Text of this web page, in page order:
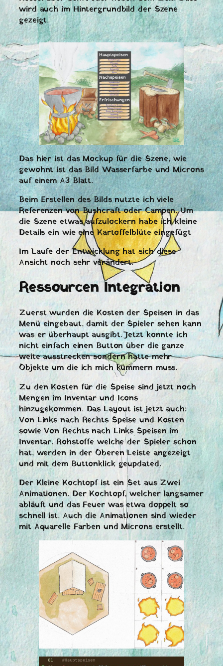
wird auch im Hintergrundbild der Szene
gezeigt.
Das hier ist das Mockup für die Szene, wie
gewohnt ist das Bild Wasserfarbe und Microns
auf einem A3 Blatt.
Beim Erstellen des Bilds nutzte ich viele
Referenzen von Bushcraft oder Campen. Um
die Szene etwas aufzulockern habe ich kleine
Details ein wie eine Kartoffelblüte eingefügt
Im Laufe der Entwicklung hat sich diese
Ansicht noch sehr verändert.
Ressourcen Integration
Zuerst wurden die Kosten der Speisen in das
Menü eingebaut, damit der Spieler sehen kann
was er überhaupt ausgibt. Jetzt konnte ich
nicht einfach einen Button über die ganze
weite ausstrecken sondern hatte mehr
Objekte um die ich mich kümmern muss.
Zu den Kosten für die Speise sind jetzt noch
Mengen im Inventar und Icons
hinzugekommen. Das Layout ist jetzt auch:
Von Links nach Rechts Speise und Kosten
sowie Von Rechts nach Links Speisen im
Inventar. Rohstoffe welche der Spieler schon
hat, werden in der Oberen Leiste angezeigt
und mit dem Buttonklick geupdated.
Der Kleine Kochtopf ist ein Set aus Zwei
Animationen. Der Kochtopf, welcher langsamer
abläuft und das Feuer was etwa doppelt so
schnell ist. Auch die Animationen sind wieder
mit Aquarelle Farben und Microns erstellt.